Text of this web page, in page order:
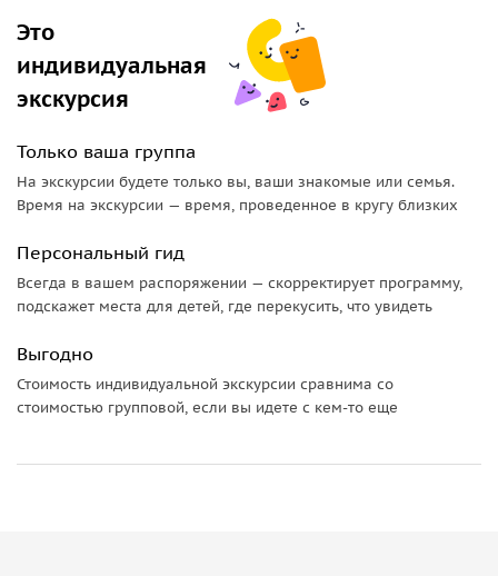
Это
индивидуальная
экскурсия
Только ваша группа
На экскурсии будете только вы, ваши знакомые или семья.
Время на экскурсии — время, проведенное в кругу близких
Персональный гид
Всегда в вашем распоряжении — скорректирует программу,
подскажет места для детей, где перекусить, что увидеть
Выгодно
Стоимость индивидуальной экскурсии сравнима со
стоимостью групповой, если вы идете с кем-то еще